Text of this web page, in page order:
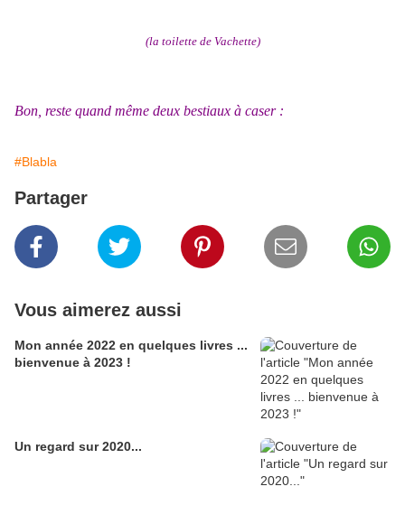
(la toilette de Vachette)
Bon, reste quand même deux bestiaux à caser :
#Blabla
Partager
Vous aimerez aussi
Mon année 2022 en quelques livres ...
bienvenue à 2023 !
Un regard sur 2020...